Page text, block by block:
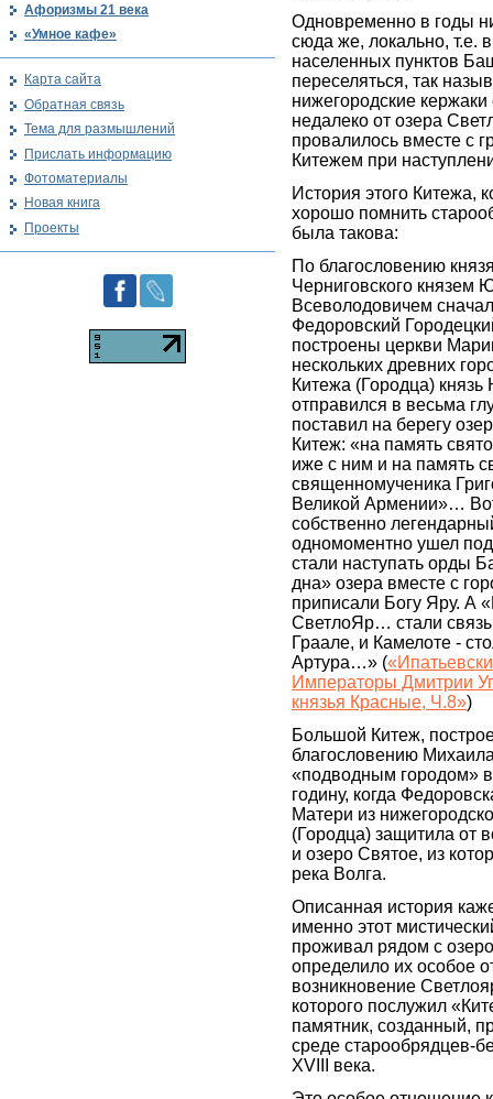
Одновременно в годы
сюда же, локально, т.е.
населенных пунктов
переселяться, так
нижегородские
недалеко от озера
провалилось вместе с
Китежем при
История этого Китежа,
хорошо помнить
была такова:
По благословению
Черниговского князем
Всеволодовичем
Федоровский
построены церкви
нескольких древних
Китежа (Городца)
отправился в весьма
поставил на берегу
Китеж: «на память
иже с ним и на память
священномученика
Великой Армении»…
собственно
одномоментно ушел под
стали наступать орды
дна» озера вместе с
приписали Богу Яру. А
СветлоЯр… стали
Граале, и Камелоте -
Артура…» (
Императоры Дмитрии
князья Красные, Ч.8»)
Большой Китеж,
благословению
«подводным городом»
годину, когда
Матери из
(Городца) защитила от
и озеро Святое, из
река Волга.
Описанная история
именно этот
проживал рядом с
определило их особое
возникновение
которого послужил
памятник, созданный,
среде старообрядцев-
XVIII века.
Афоризмы 21 века
«Умное кафе»
Карта сайта
Обратная связь
Тема для размышлений
Прислать информацию
Фотоматериалы
Новая книга
Проекты